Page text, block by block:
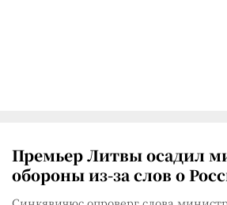
Премьер Литвы осадил
обороны из-за слов о